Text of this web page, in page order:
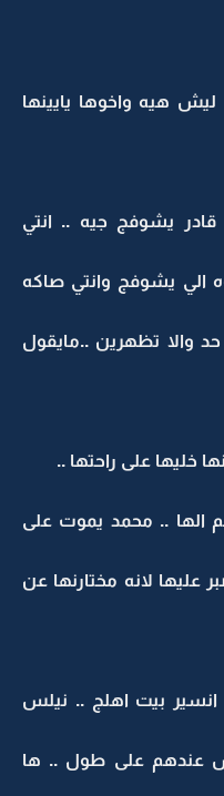
هيه واخوها يايينها
يشوفج جيه .. انتي
الي يشوفج وانتي صاكه
والا تظهرين ..مايقول
خليها على راحتها ..
.. محمد يموت على
عليها لانه مختارنها عن
بيت اهلج .. نيلس
عندهم على طول .. ها